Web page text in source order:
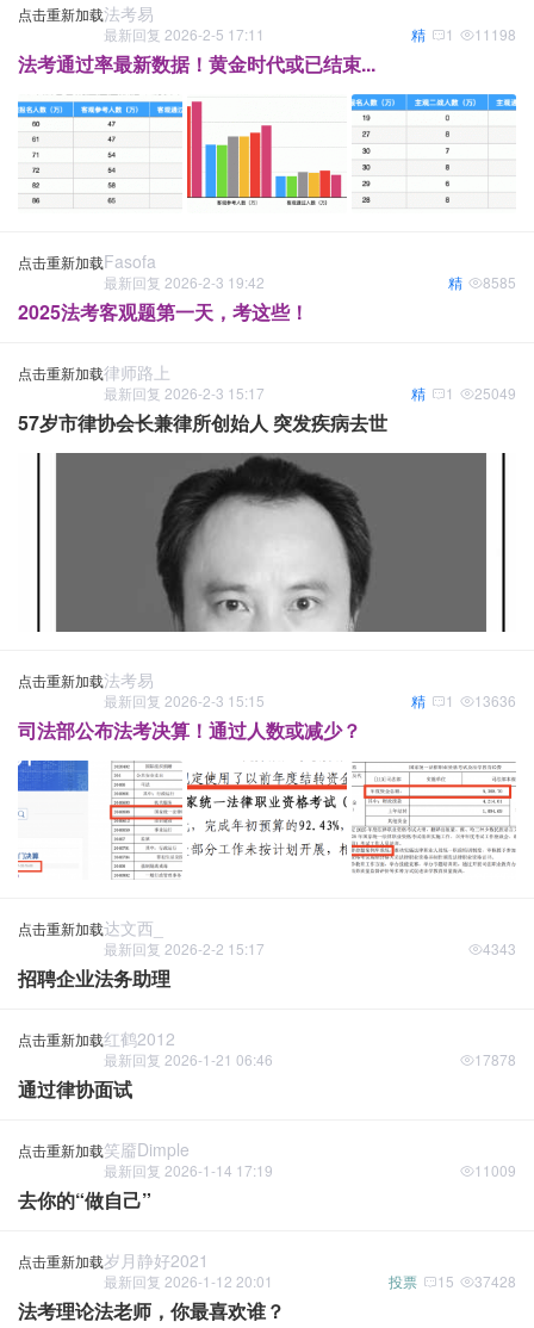
点击重新加载法考易
最新回复 2026-2-5 17:11 11198
1
精
法考通过率最新数据！黄金时代或已结束...
点击重新加载Fasofa
最新回复 2026-2-3 19:42 8585
精
2025法考客观题第一天，考这些！
点击重新加载律师路上
最新回复 2026-2-3 15:17 25049
1
精
57岁市律协会长兼律所创始人 突发疾病去世
点击重新加载法考易
最新回复 2026-2-3 15:15 13636
1
精
司法部公布法考决算！通过人数或减少？
点击重新加载达文西_
最新回复 2026-2-2 15:17 4343
招聘企业法务助理
点击重新加载红鹤2012
最新回复 2026-1-21 06:46 17878
通过律协面试
点击重新加载笑靥dimple
最新回复 2026-1-14 17:19 11009
去你的“做自己”
点击重新加载岁月静好2021
最新回复 2026-1-12 20:01 37428
15
投票
法考理论法老师，你最喜欢谁？